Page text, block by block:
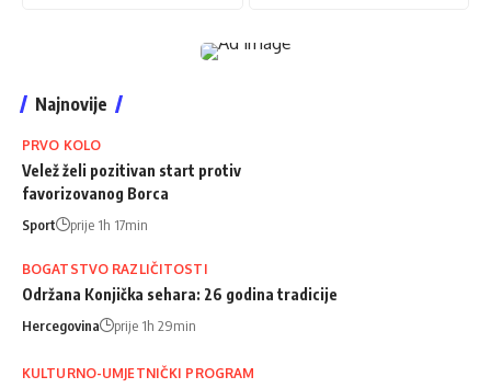
Najnovije
PRVO KOLO
Velež želi pozitivan start protiv
favorizovanog Borca
Sport prije 1h 17min
BOGATSTVO RAZLIČITOSTI
Održana Konjička sehara: 26 godina tradicije
Hercegovina prije 1h 29min
KULTURNO-UMJETNIČKI PROGRAM